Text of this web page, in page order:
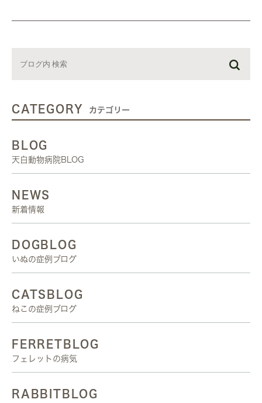
CATEGORY カテゴリー
BLOG
天白動物病院BLOG
NEWS
新着情報
DOGBLOG
いぬの症例ブログ
CATSBLOG
ねこの症例ブログ
FERRETBLOG
フェレットの病気
RABBITBLOG